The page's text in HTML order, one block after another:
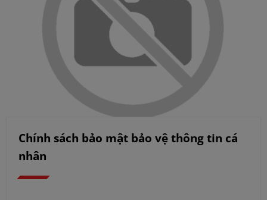
Chính sách bảo mật bảo vệ thông tin cá
nhân